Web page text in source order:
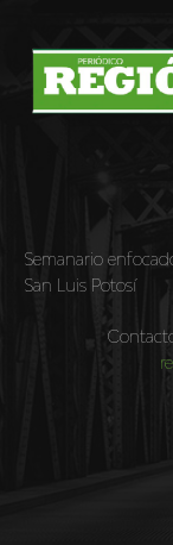
Semanario
San Luis Potosí